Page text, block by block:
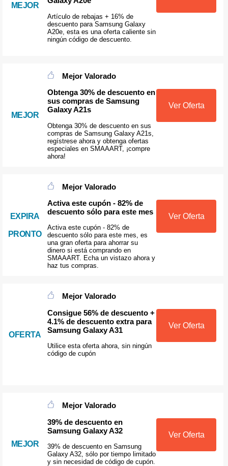
MEJOR
Artículo de rebajas + 16% de
descuento para Samsung Galaxy
A20e, esta es una oferta caliente sin
ningún código de descuento.
MEJOR
Mejor Valorado
Obtenga 30% de descuento en
sus compras de Samsung
Galaxy A21s
Obtenga 30% de descuento en sus
compras de Samsung Galaxy A21s,
regístrese ahora y obtenga ofertas
especiales en SMAAART, ¡compre
ahora!
Ver Oferta
EXPIRA
PRONTO
Mejor Valorado
Activa este cupón - 82% de
descuento sólo para este mes
Activa este cupón - 82% de
descuento sólo para este mes, es
una gran oferta para ahorrar su
dinero si está comprando en
SMAAART. Echa un vistazo ahora y
haz tus compras.
Ver Oferta
OFERTA
Mejor Valorado
Consigue 56% de descuento +
4.1% de descuento extra para
Samsung Galaxy A31
Utilice esta oferta ahora, sin ningún
código de cupón
Ver Oferta
MEJOR
Mejor Valorado
39% de descuento en
Samsung Galaxy A32
39% de descuento en Samsung
Galaxy A32, sólo por tiempo limitado
y sin necesidad de código de cupón.
Ver Oferta